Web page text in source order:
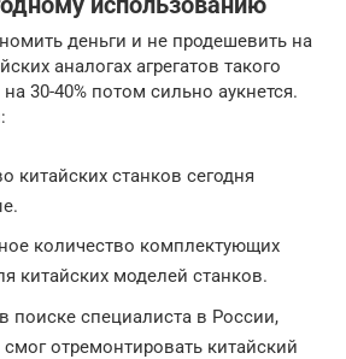
деньги и не продешевить на
аналогах агрегатов такого
30-40% потом сильно аукнется.
китайских станков сегодня
количество комплектующих
китайских моделей станков.
поиске специалиста в России,
отремонтировать китайский